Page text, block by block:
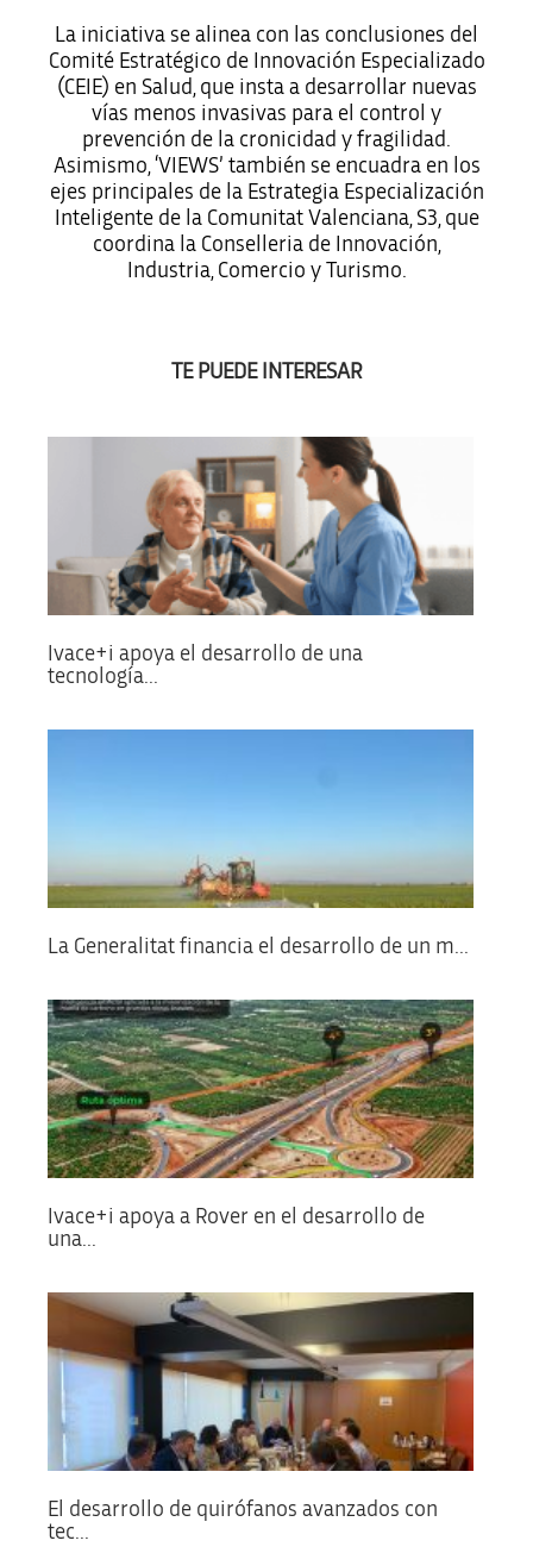
La iniciativa se alinea con las conclusiones del
Comité Estratégico de Innovación Especializado
(CEIE) en Salud, que insta a desarrollar nuevas
vías menos invasivas para el control y
prevención de la cronicidad y fragilidad.
Asimismo, ‘VIEWS’ también se encuadra en los
ejes principales de la Estrategia Especialización
Inteligente de la Comunitat Valenciana, S3, que
coordina la Conselleria de Innovación,
Industria, Comercio y Turismo.
TE PUEDE INTERESAR
Ivace+i apoya el desarrollo de una
tecnología...
La Generalitat financia el desarrollo de un m...
Ivace+i apoya a Rover en el desarrollo de
una...
El desarrollo de quirófanos avanzados con
tec...